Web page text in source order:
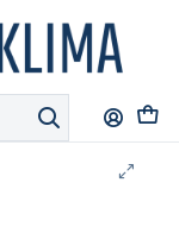
Toby